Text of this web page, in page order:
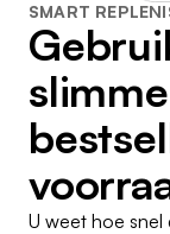
SMART
U weet hoe snel